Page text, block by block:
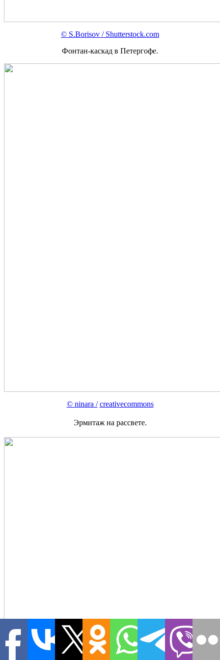
© S.Borisov / Shutterstock.com
Фонтан-каскад в Петергофе.
© ninara / creativecommons
Эрмитаж на рассвете.